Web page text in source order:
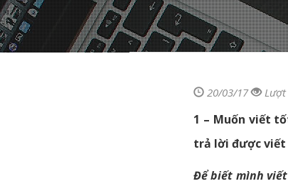
20/03/17 Lượt
1 – Muốn viết
trả lời được viết
Để biết mình